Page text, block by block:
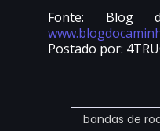
Fonte: Blog
Postado por:
bandas de